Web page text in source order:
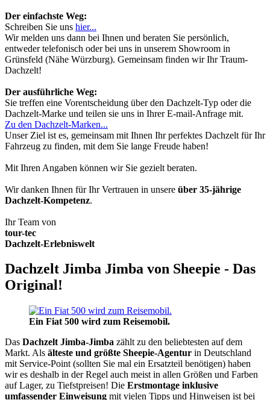
Der einfachste Weg:
Schreiben Sie uns hier...
Wir melden uns dann bei Ihnen und beraten Sie persönlich,
entweder telefonisch oder bei uns in unserem Showroom in
Grünsfeld (Nähe Würzburg). Gemeinsam finden wir Ihr Traum-
Dachzelt!
Der ausführliche Weg:
Sie treffen eine Vorentscheidung über den Dachzelt-Typ oder die
Dachzelt-Marke und teilen sie uns in Ihrer E-mail-Anfrage mit.
Zu den Dachzelt-Marken...
Unser Ziel ist es, gemeinsam mit Ihnen Ihr perfektes Dachzelt für Ihr
Fahrzeug zu finden, mit dem Sie lange Freude haben!
Mit Ihren Angaben können wir Sie gezielt beraten.
Wir danken Ihnen für Ihr Vertrauen in unsere über 35-jährige
Dachzelt-Kompetenz.
Ihr Team von
tour-tec
Dachzelt-Erlebniswelt
Dachzelt Jimba Jimba von Sheepie - Das
Original!
Ein Fiat 500 wird zum Reisemobil.
Das Dachzelt Jimba-Jimba zählt zu den beliebtesten auf dem
Markt. Als älteste und größte Sheepie-Agentur in Deutschland
mit Service-Point (sollten Sie mal ein Ersatzteil benötigen) haben
wir es deshalb in der Regel auch meist in allen Größen und Farben
auf Lager, zu Tiefstpreisen! Die Erstmontage inklusive
umfassender Einweisung mit vielen Tipps und Hinweisen ist bei